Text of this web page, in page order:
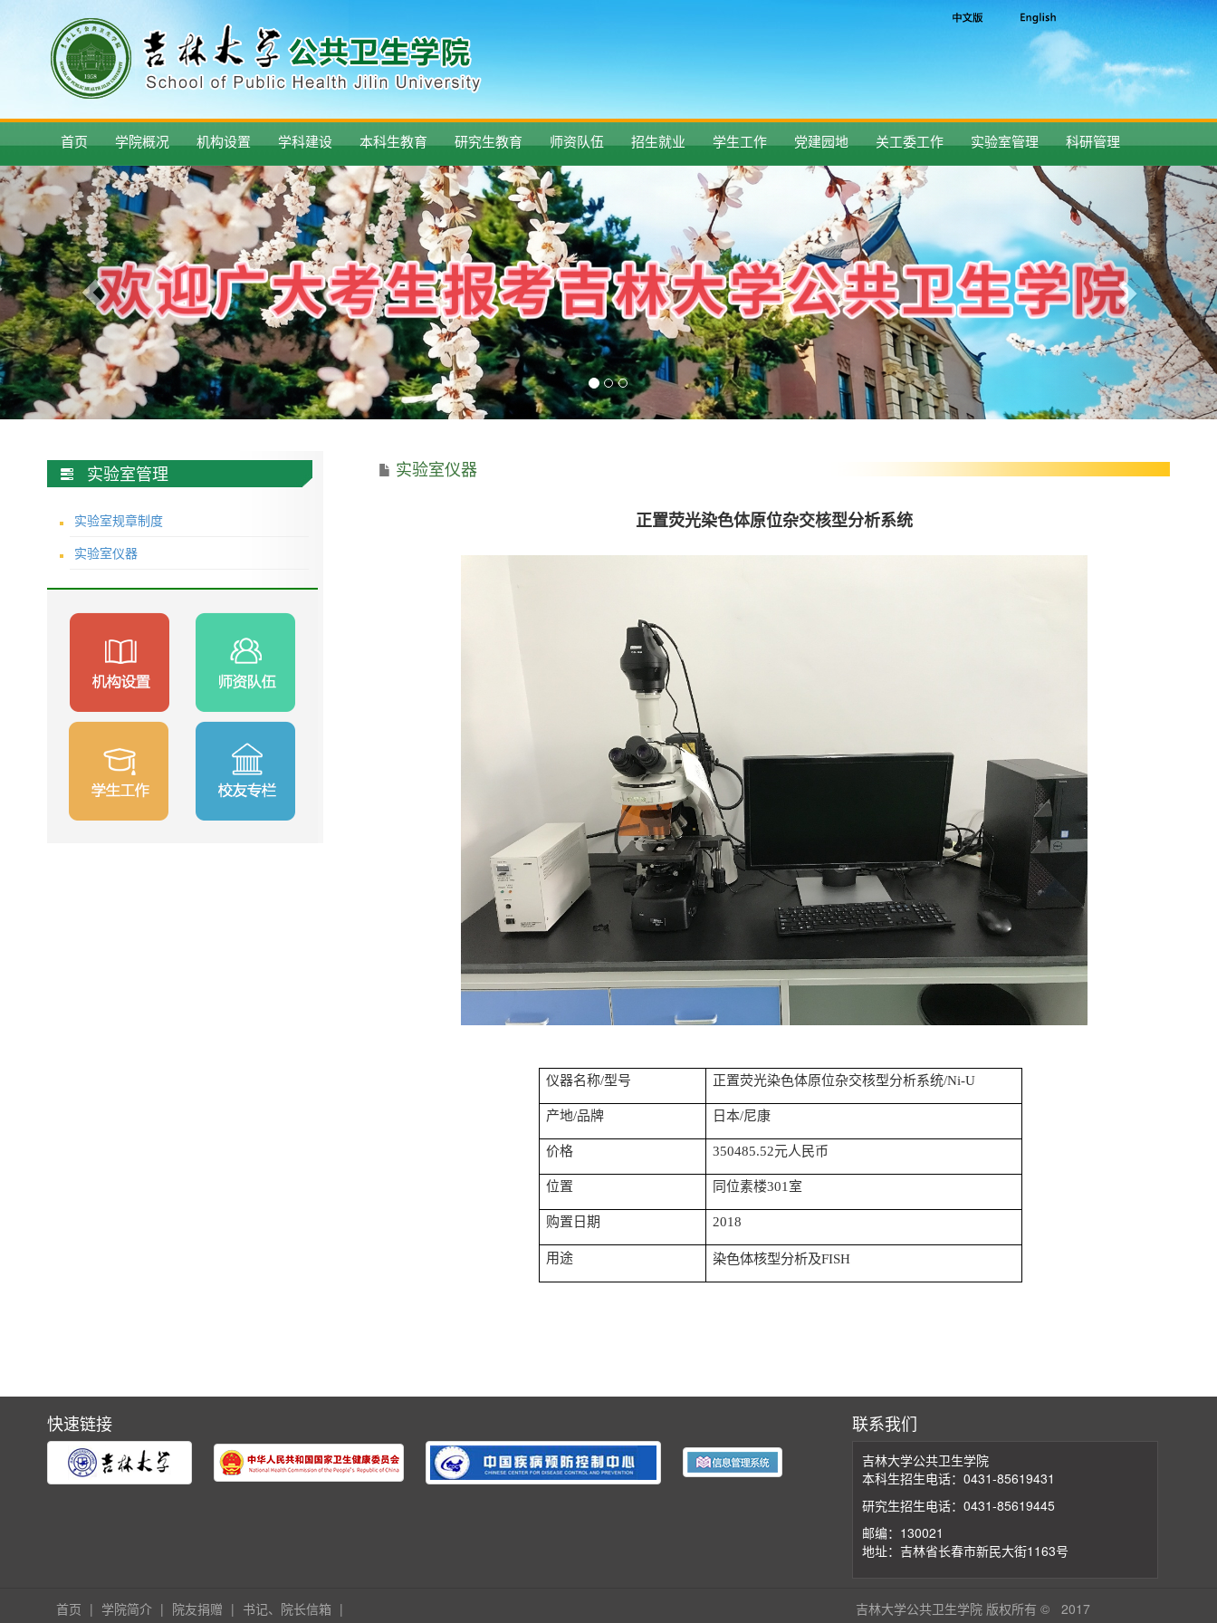
首页 学院概况 机构设置 学科建设 本科生教育 研究生教育 师资队伍 招生就业 学生工作 党建园地 关工委工作 实验室管理 科研管理
实验室管理
实验室规章制度
实验室仪器
实验室仪器
正置荧光染色体原位杂交核型分析系统
仪器名称/型号 正置荧光染色体原位杂交核型分析系统/Ni-U
产地/品牌 日本/尼康
价格 350485.52元人民币
位置 同位素楼301 室
购置日期 2018
用途 染色体核型分析及FISH
快速链接 联系我们
吉林大学公共卫生学院
本科生招生电话：0431-85619431
研究生招生电话：0431-85619445
邮编：130021
地址：吉林省长春市新民大街1163号
首页 | 学院简介 | 院友捐赠 | 书记、院长信箱 | 吉林大学公共卫生学院 版权所有 © 2017